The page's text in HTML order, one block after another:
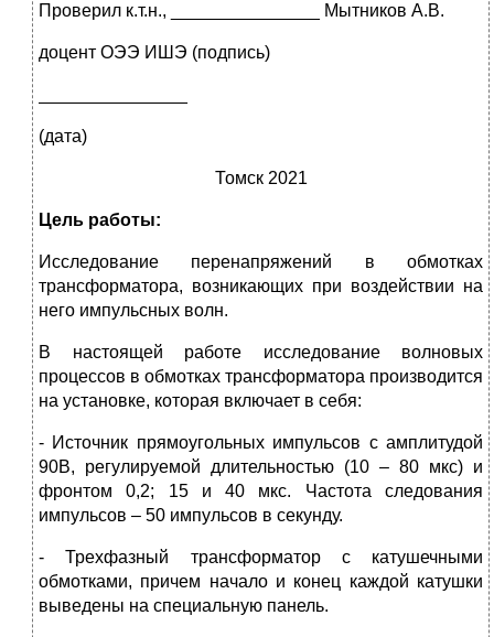
Проверил к.т.н., _______________ Мытников А.В.
доцент ОЭЭ ИШЭ (подпись)
(дата)
Томск 2021
Цель работы:
Исследование перенапряжений в обмотках
трансформатора, возникающих при воздействии на
него импульсных волн.
В настоящей работе исследование волновых
процессов в обмотках трансформатора производится
на установке, которая включает в себя:
- Источник прямоугольных импульсов с амплитудой
90В, регулируемой длительностью (10 – 80 мкс) и
фронтом 0,2; 15 и 40 мкс. Частота следования
импульсов – 50 импульсов в секунду.
- Трехфазный трансформатор с катушечными
обмотками, причем начало и конец каждой катушки
выведены на специальную панель.